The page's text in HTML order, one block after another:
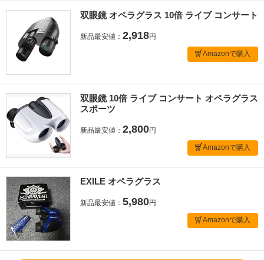
双眼鏡 オペラグラス 10倍 ライブ コンサート
新品最安値： 2,918円
Amazonで購入
双眼鏡 10倍 ライブ コンサート オペラグラス
スポーツ
新品最安値： 2,800円
Amazonで購入
EXILE オペラグラス
新品最安値： 5,980円
Amazonで購入